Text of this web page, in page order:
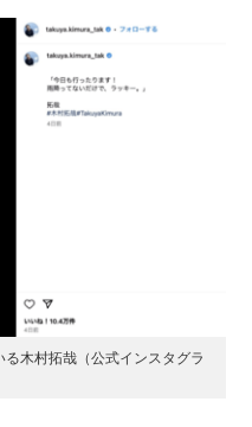
木村拓哉（公式インスタグラ